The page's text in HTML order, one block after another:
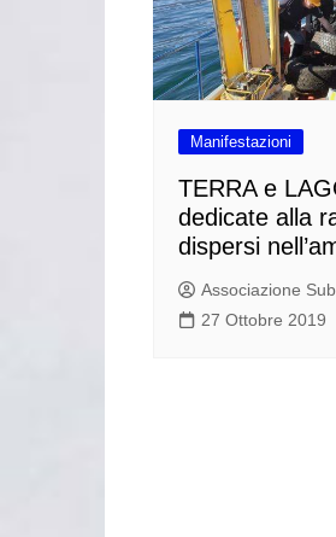
Manifestazioni
TERRA e
dedicate alla
dispersi
Associazione
27 Ottobre 2019